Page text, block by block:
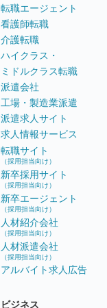
転職エージェント
看護師転職
介護転職
ハイクラス・
ミドルクラス転職
派遣会社
工場・製造業派遣
派遣求人サイト
求人情報サービス
転職サイト
（採用担当向け）
新卒採用サイト
（採用担当向け）
新卒エージェント
（採用担当向け）
人材紹介会社
（採用担当向け）
人材派遣会社
（採用担当向け）
アルバイト求人広告
ビジネス